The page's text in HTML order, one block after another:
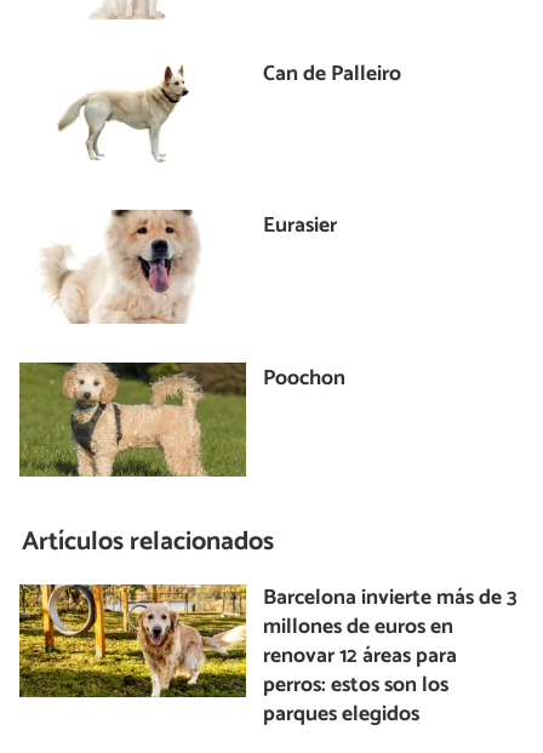
Can de Palleiro
Eurasier
Poochon
Artículos relacionados
Barcelona invierte más de 3
millones de euros en
renovar 12 áreas para
perros: estos son los
parques elegidos